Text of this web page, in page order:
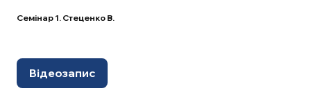
Семінар 1. Стеценко В.
Відеозапис